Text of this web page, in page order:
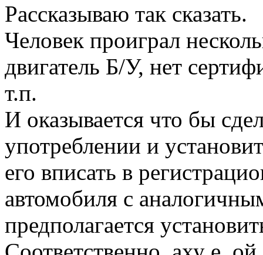
Рассказываю так сказать.
Человек проиграл
двигатель Б/У, нет
т.п.
И оказывается что бы
употреблении и
его вписать в
автомобиля с
предполагается